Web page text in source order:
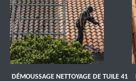
DÉMOUSSAGE NETTOYAGE DE TUILE 41